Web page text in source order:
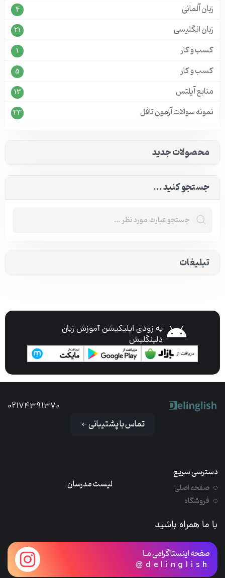
زبان آلمانی 4
زبان انگلیسی 21
کسب و کار 1
کسب و کار 5
منابع آیلتس 13
نمونه سوالات آزمون تافل 23
محصولات جدید
جستجو کنید ...
تبلیغات
به زودی اپلیکیشن آموزش زبان
دلینگلیش
02174391370
تماس با پشتیبانی
دسترسی سریع
صفحه اصلی
فروشگاه
لیست مدرسان
با ما همراه باشید
صفحه اینستاگرامی مـا
@delinglish